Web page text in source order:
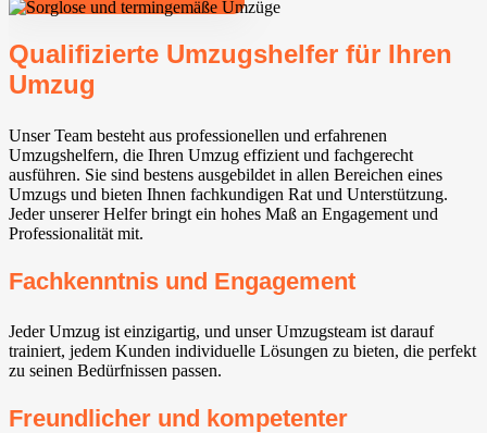
Qualifizierte Umzugshelfer für Ihren
Umzug
Unser Team besteht aus professionellen und erfahrenen
Umzugshelfern, die Ihren Umzug effizient und fachgerecht
ausführen. Sie sind bestens ausgebildet in allen Bereichen eines
Umzugs und bieten Ihnen fachkundigen Rat und Unterstützung.
Jeder unserer Helfer bringt ein hohes Maß an Engagement und
Professionalität mit.
Fachkenntnis und Engagement
Jeder Umzug ist einzigartig, und unser Umzugsteam ist darauf
trainiert, jedem Kunden individuelle Lösungen zu bieten, die perfekt
zu seinen Bedürfnissen passen.
Freundlicher und kompetenter